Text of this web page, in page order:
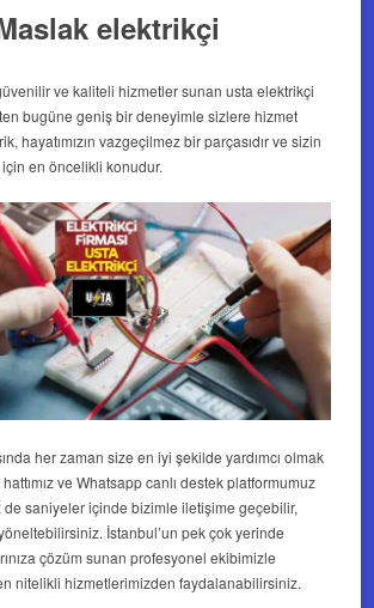
elektrikçi
ve kaliteli hizmetler sunan usta elektrikçi
bugüne geniş bir deneyimle sizlere hizmet
hayatımızın vazgeçilmez bir parçasıdır ve sizin
en öncelikli konudur.
her zaman size en iyi şekilde yardımcı olmak
ve Whatsapp canlı destek platformumuz
de saniyeler içinde bizimle iletişime geçebilir,
İstanbul’un pek çok yerinde
çözüm sunan profesyonel ekibimizle
nitelikli hizmetlerimizden faydalanabilirsiniz.